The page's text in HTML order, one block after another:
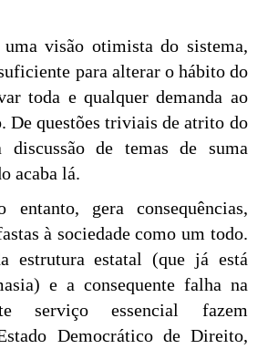
visão otimista do sistema,
para alterar o hábito do
toda e qualquer demanda ao
De questões triviais de atrito do
de temas de suma
acaba lá.
entanto, gera consequências,
à sociedade como um todo.
estrutura estatal (que já está
e a consequente falha na
serviço essencial fazem
Democrático de Direito,